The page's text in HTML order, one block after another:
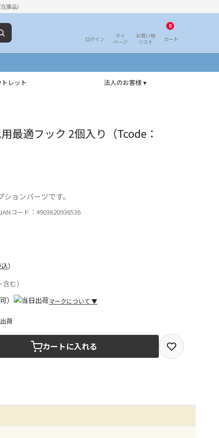
庫品）
ログイン
マイ
ページ
お買い物
リスト
0
カート
レット 法人のお客様 ▾
最適フック 2個入り（Tcode：
ョンパーツです。
コード：4903620936536
）
む）
マークについて ▼
を選択できる商品です
で受取ができる商品です（宅配便でのお届けができませ
荷
カートに入れる